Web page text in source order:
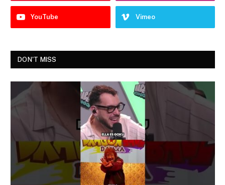
YouTube Vimeo
DON'T MISS